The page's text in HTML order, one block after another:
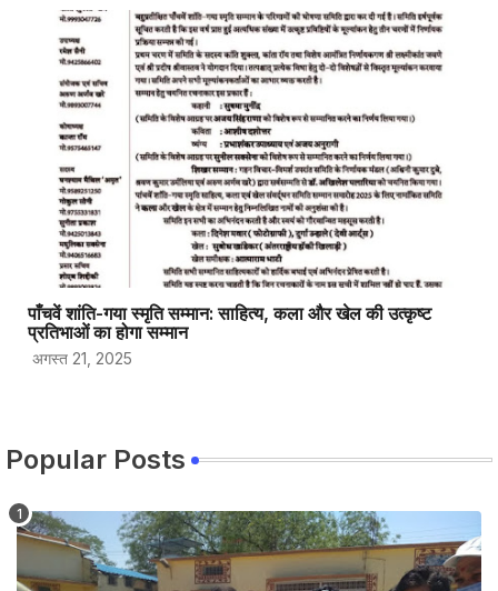
पाँचवें शांति-गया स्मृति सम्मान: साहित्य, कला और खेल की उत्कृष्ट
प्रतिभाओं का होगा सम्मान
अगस्त 21, 2025
Popular Posts